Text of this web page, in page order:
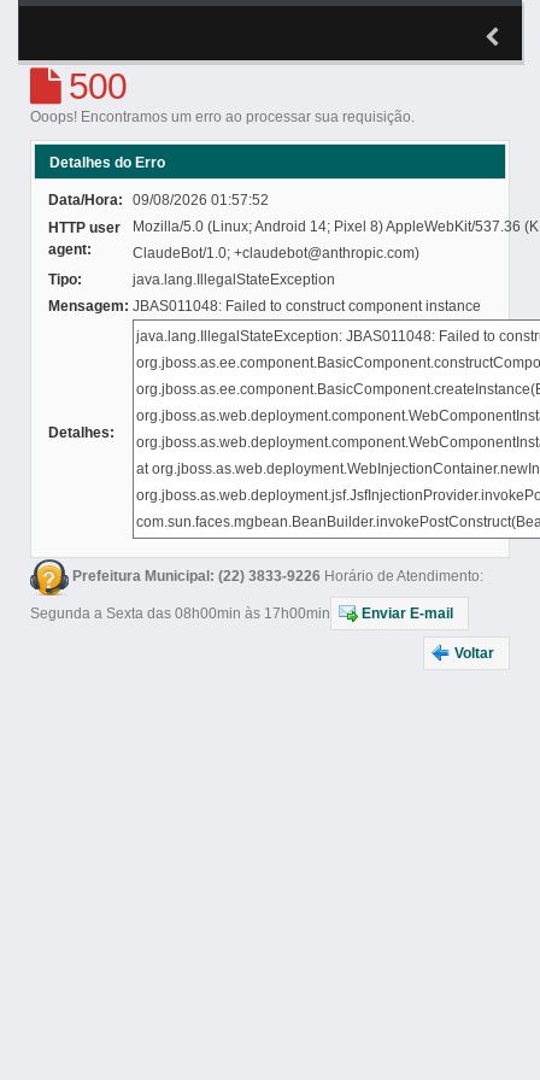
500
Ooops! Encontramos um erro ao processar sua requisição.
Detalhes do Erro
Data/Hora:
09/08/2026 01:57:52
HTTP user
agent:
Mozilla/5.0 (Linux; Android 14; Pixel 8) AppleWebKit/537.36
ClaudeBot/1.0; +claudebot@anthropic.com)
Tipo:
java.lang.IllegalStateException
Mensagem: JBAS011048: Failed to construct component instance
Detalhes:
Prefeitura Municipal: (22) 3833-9226 Horário de Atendimento:
Segunda a Sexta das 08h00min às 17h00min Enviar E-mail
Voltar